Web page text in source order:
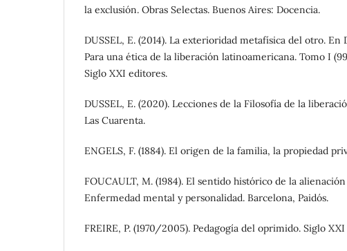
la exclusión. Obras Selectas. Buenos Aires: Docencia.
DUSSEL, E. (2014). La exterioridad metafísica del otro. En
Para una ética de la liberación latinoamericana. Tomo I
Siglo XXI editores.
DUSSEL, E. (2020). Lecciones de la Filosofía de la
Las Cuarenta.
ENGELS, F. (1884). El origen de la familia, la propiedad
FOUCAULT, M. (1984). El sentido histórico de la
Enfermedad mental y personalidad. Barcelona, Paidós.
FREIRE, P. (1970/2005). Pedagogía del oprimido. Siglo